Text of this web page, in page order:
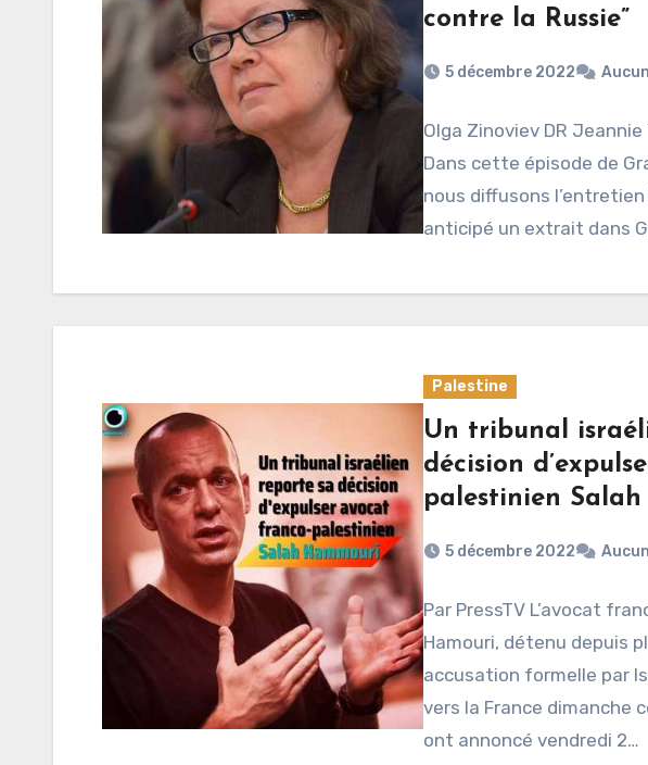
contre la Russie”
5 décembre 2022
Olga Zinoviev DR
Dans cette épisode de
nous diffusons
anticipé un extrait dans
Palestine
Un tribunal
décision
palestinien
5 décembre 2022
Par PressTV L’avocat
Hamouri, détenu depuis
accusation formelle par
vers la France dimanche
ont annoncé vendredi 2…